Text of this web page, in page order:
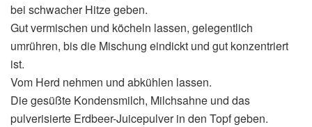
bei schwacher Hitze geben.
Gut vermischen und köcheln lassen, gelegentlich
umrühren, bis die Mischung eindickt und gut konzentriert
ist.
Vom Herd nehmen und abkühlen lassen.
Die gesüßte Kondensmilch, Milchsahne und das
pulverisierte Erdbeer-Juicepulver in den Topf geben.